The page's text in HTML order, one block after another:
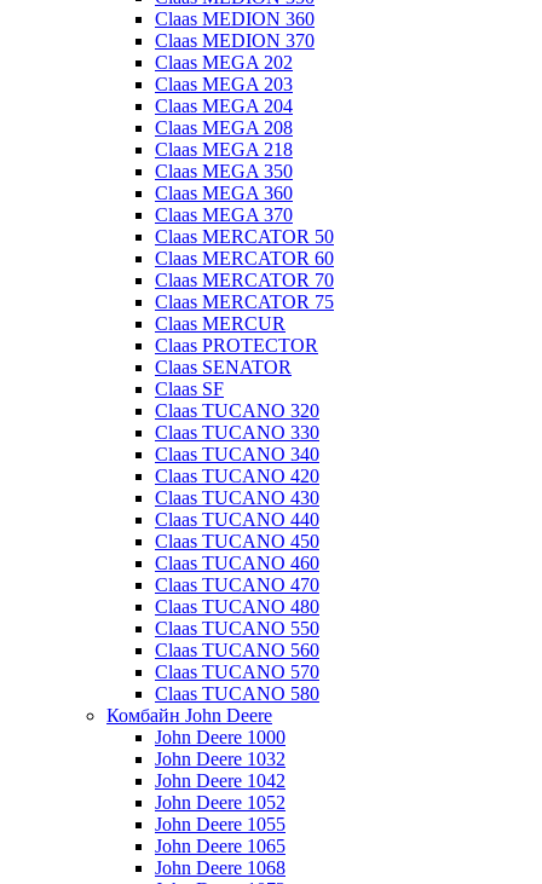
Claas MEDION 360
Claas MEDION 370
Claas MEGA 202
Claas MEGA 203
Claas MEGA 204
Claas MEGA 208
Claas MEGA 218
Claas MEGA 350
Claas MEGA 360
Claas MEGA 370
Claas MERCATOR 50
Claas MERCATOR 60
Claas MERCATOR 70
Claas MERCATOR 75
Claas MERCUR
Claas PROTECTOR
Claas SENATOR
Claas SF
Claas TUCANO 320
Claas TUCANO 330
Claas TUCANO 340
Claas TUCANO 420
Claas TUCANO 430
Claas TUCANO 440
Claas TUCANO 450
Claas TUCANO 460
Claas TUCANO 470
Claas TUCANO 480
Claas TUCANO 550
Claas TUCANO 560
Claas TUCANO 570
Claas TUCANO 580
Комбайн John Deere
John Deere 1000
John Deere 1032
John Deere 1042
John Deere 1052
John Deere 1055
John Deere 1065
John Deere 1068